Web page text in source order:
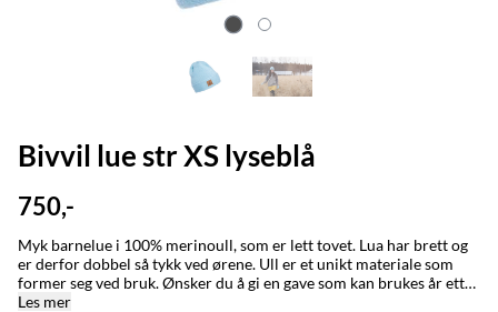
Bivvil lue str XS lyseblå
750,-
Myk barnelue i 100% merinoull, som er lett tovet. Lua har brett og
er derfor dobbel så tykk ved ørene. Ull er et unikt materiale som
former seg ved bruk. Ønsker du å gi en gave som kan brukes år etter
år så anbefaler vi denne på det varmeste. Ull har den
Les mer